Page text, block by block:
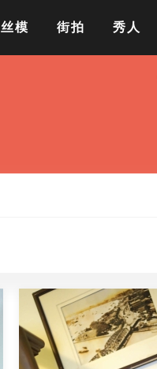
丝模 街拍 秀人